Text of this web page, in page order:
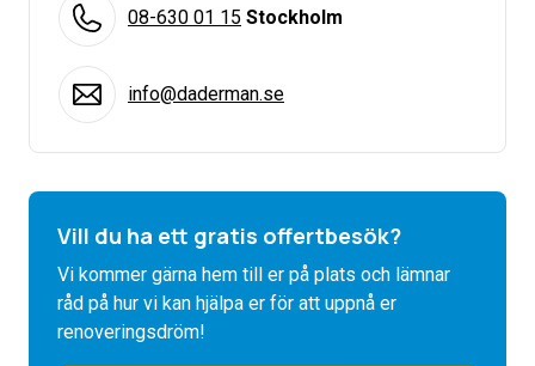
08-630 01 15 Stockholm
info@daderman.se
Vill du ha ett gratis offertbesök?
Vi kommer gärna hem till er på plats och lämnar
råd på hur vi kan hjälpa er för att uppnå er
renoveringsdröm!